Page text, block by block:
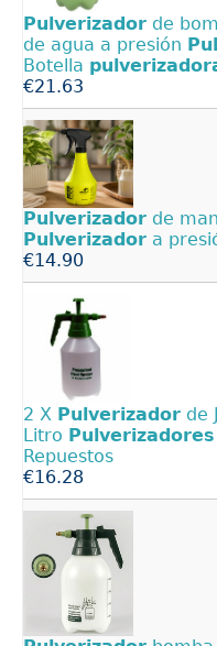
Pulverizador de
de agua a presión
Botella
€21.63
Pulverizador de
Pulverizador a
€14.90
2 X Pulverizador de
Litro Pulverizadores
Repuestos
€16.28